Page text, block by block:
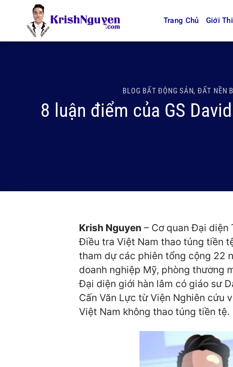
Trang Chủ Giới
BLOG BẤT ĐỘNG SẢN, ĐẤT NỀN
8 luận điểm của GS
Krish Nguyen – Cơ quan Đại
Điều tra Việt Nam thao túng tiền
tham dự các phiên tổng cộng 22
doanh nghiệp Mỹ, phòng thương
Đại diện giới hàn lâm có giáo sư
Cấn Văn Lực từ Viện Nghiên cứu
Việt Nam không thao túng tiền tệ.